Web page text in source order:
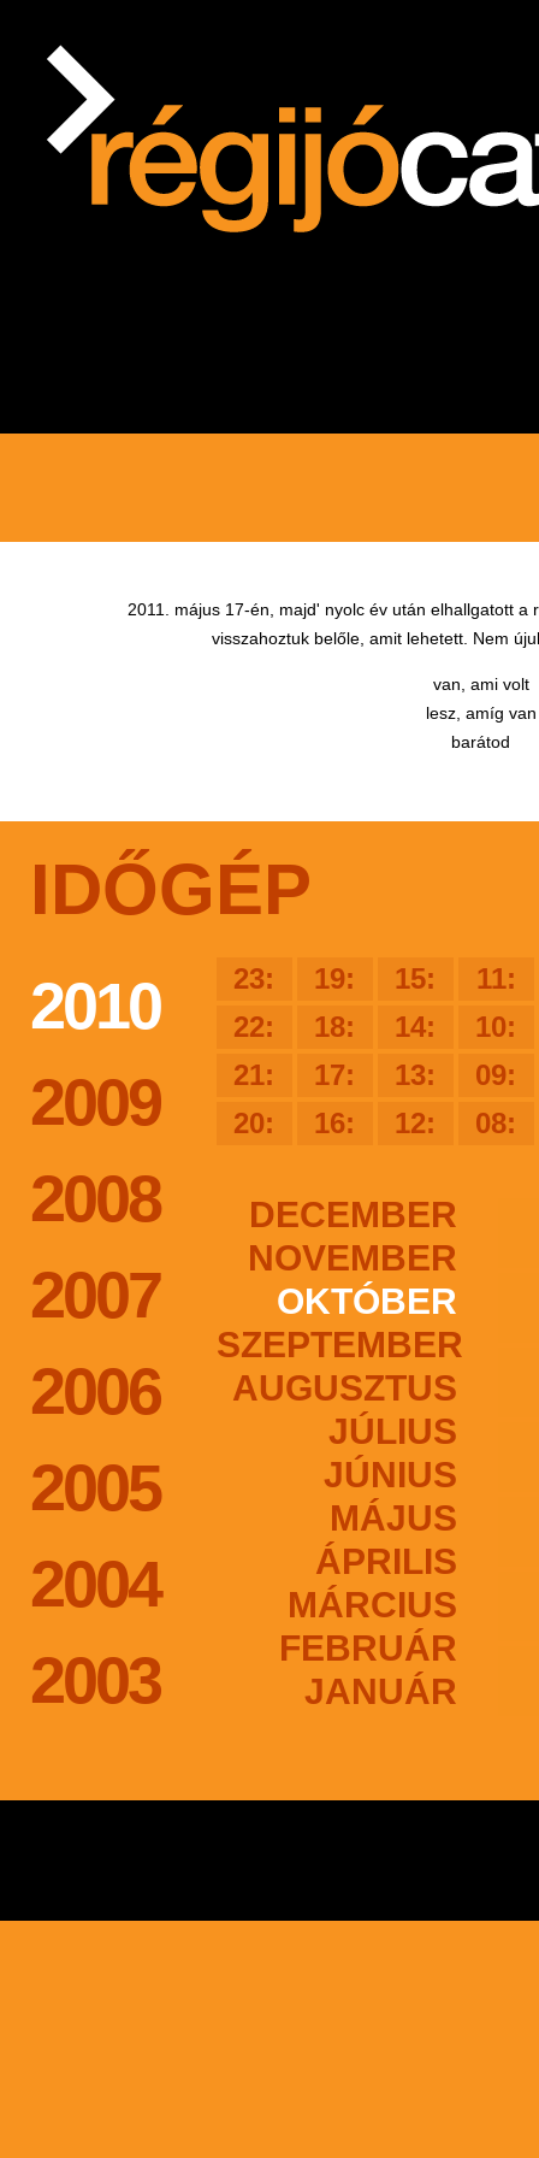
2011. május 17-én, majd' nyolc év után elhallgatott
visszahoztuk belőle, amit lehetett. Nem
van, ami volt
lesz, amíg van
barátod
IDŐGÉP
2010
2009
2008
2007
2006
2005
2004
2003
23: 19: 15:
11:
22:
18: 14:
10:
21:
17: 13:
09:
20:
16: 12: 08:
DECEMBER
NOVEMBER
OKTÓBER
SZEPTEMBER
AUGUSZTUS
JÚLIUS
JÚNIUS
MÁJUS
ÁPRILIS
MÁRCIUS
FEBRUÁR
JANUÁR